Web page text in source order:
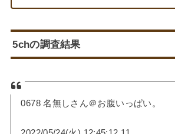
5chの調査結果
0678 名無しさん＠お腹いっぱい。